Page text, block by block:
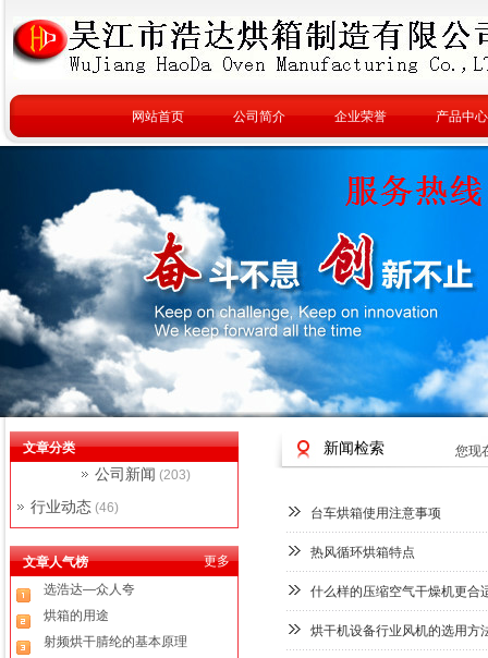
网站首页 公司简介 企业荣誉 产品中心
新闻检索 您现
台车烘箱使用注意事项
热风循环烘箱特点
什么样的压缩空气干燥机更合
烘干机设备行业风机的选用方
文章分类
公司新闻 (203)
行业动态 (46)
文章人气榜
更多
选浩达—众人夸
烘箱的用途
射频烘干腈纶的基本原理